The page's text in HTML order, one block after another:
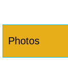
Photos